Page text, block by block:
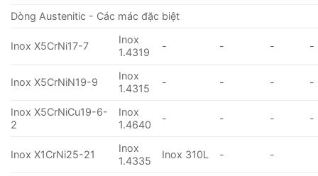
Dòng Austenitic - Các mác đặc biệt
Inox X5CrNi17-7
Inox
1.4319
- - - -
Inox X5CrNiN19-9
Inox
1.4315
- - - -
Inox X5CrNiCu19-6-
2
Inox
1.4640
- - - -
Inox X1CrNi25-21
Inox
1.4335
Inox 310L - -